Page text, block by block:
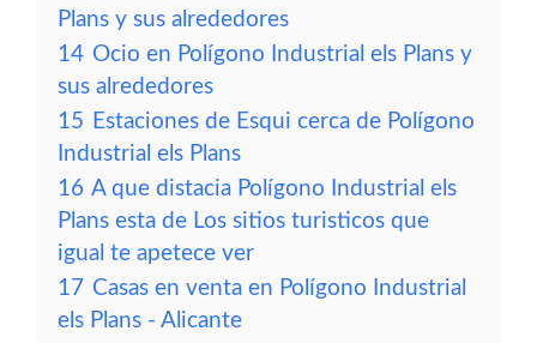
Plans y sus alrededores
14 Ocio en Polígono Industrial els Plans y
sus alrededores
15 Estaciones de Esqui cerca de Polígono
Industrial els Plans
16 A que distacia Polígono Industrial els
Plans esta de Los sitios turisticos que
igual te apetece ver
17 Casas en venta en Polígono Industrial
els Plans - Alicante